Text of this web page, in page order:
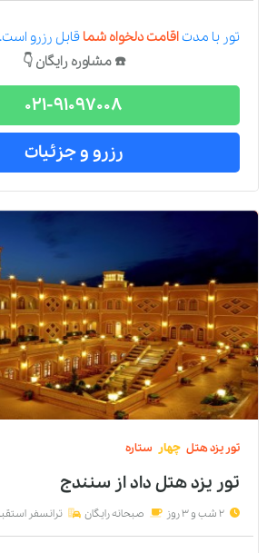
تور با مدتاقامت دلخواه شما قابل رزرو است.
☎️ مشاوره رایگان 👇
021-91097008
رزرو و جزئیات
تور یزدهتل چهار ستاره
تور یزد هتل داداز سنندج
2 شب و 3 روز صبحانه رایگان ترانسفر